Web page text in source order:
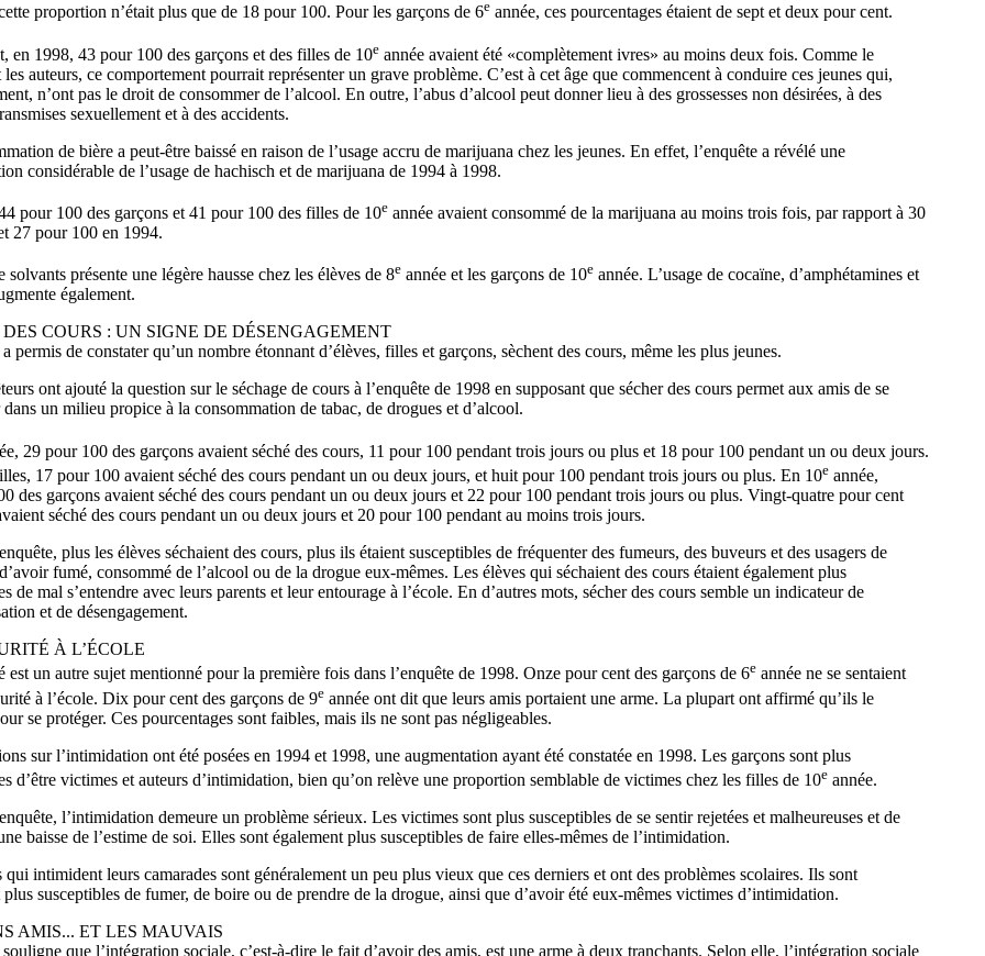
proportion n’était plus que de 18 pour 100. Pour les garçons de 6e année, ces pourcentages étaient de sept et deux pour cent.
en 1998, 43 pour 100 des garçons et des filles de 10e année avaient été «complètement ivres» au moins deux fois. Comme le
auteurs, ce comportement pourrait représenter un grave problème. C’est à cet âge que commencent à conduire ces jeunes qui,
n’ont pas le droit de consommer de l’alcool. En outre, l’abus d’alcool peut donner lieu à des grossesses non désirées, à des
sexuellement et à des accidents.
de bière a peut-être baissé en raison de l’usage accru de marijuana chez les jeunes. En effet, l’enquête a révélé une
considérable de l’usage de hachisch et de marijuana de 1994 à 1998.
pour 100 des garçons et 41 pour 100 des filles de 10e année avaient consommé de la marijuana au moins trois fois, par rapport à 30
27 pour 100 en 1994.
solvants présente une légère hausse chez les élèves de 8e année et les garçons de 10e année. L’usage de cocaïne, d’amphétamines et
également.
DES COURS : UN SIGNE DE DÉSENGAGEMENT
a permis de constater qu’un nombre étonnant d’élèves, filles et garçons, sèchent des cours, même les plus jeunes.
ont ajouté la question sur le séchage de cours à l’enquête de 1998 en supposant que sécher des cours permet aux amis de se
un milieu propice à la consommation de tabac, de drogues et d’alcool.
29 pour 100 des garçons avaient séché des cours, 11 pour 100 pendant trois jours ou plus et 18 pour 100 pendant un ou deux jours.
17 pour 100 avaient séché des cours pendant un ou deux jours, et huit pour 100 pendant trois jours ou plus. En 10e année,
des garçons avaient séché des cours pendant un ou deux jours et 22 pour 100 pendant trois jours ou plus. Vingt-quatre pour cent
séché des cours pendant un ou deux jours et 20 pour 100 pendant au moins trois jours.
plus les élèves séchaient des cours, plus ils étaient susceptibles de fréquenter des fumeurs, des buveurs et des usagers de
fumé, consommé de l’alcool ou de la drogue eux-mêmes. Les élèves qui séchaient des cours étaient également plus
de mal s’entendre avec leurs parents et leur entourage à l’école. En d’autres mots, sécher des cours semble un indicateur de
et de désengagement.
À L’ÉCOLE
est un autre sujet mentionné pour la première fois dans l’enquête de 1998. Onze pour cent des garçons de 6e année ne se sentaient
à l’école. Dix pour cent des garçons de 9e année ont dit que leurs amis portaient une arme. La plupart ont affirmé qu’ils le
se protéger. Ces pourcentages sont faibles, mais ils ne sont pas négligeables.
sur l’intimidation ont été posées en 1994 et 1998, une augmentation ayant été constatée en 1998. Les garçons sont plus
d’être victimes et auteurs d’intimidation, bien qu’on relève une proportion semblable de victimes chez les filles de 10e année.
l’intimidation demeure un problème sérieux. Les victimes sont plus susceptibles de se sentir rejetées et malheureuses et de
baisse de l’estime de soi. Elles sont également plus susceptibles de faire elles-mêmes de l’intimidation.
qui intimident leurs camarades sont généralement un peu plus vieux que ces derniers et ont des problèmes scolaires. Ils sont
plus susceptibles de fumer, de boire ou de prendre de la drogue, ainsi que d’avoir été eux-mêmes victimes d’intimidation.
AMIS... ET LES MAUVAIS
souligne que l’intégration sociale, c’est-à-dire le fait d’avoir des amis, est une arme à deux tranchants. Selon elle, l’intégration sociale